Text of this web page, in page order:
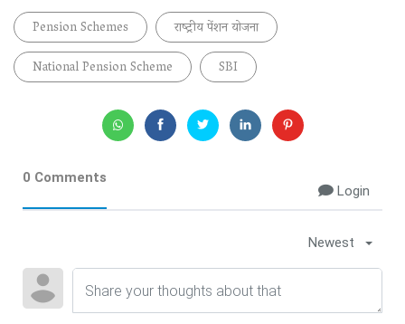
Pension Schemes
राष्ट्रीय पेंशन योजना
National Pension Scheme
SBI
0 Comments
Login
Newest